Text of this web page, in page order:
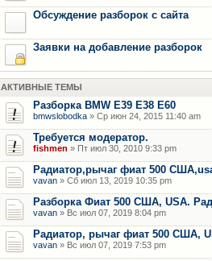
Обсуждение разборок с сайта
Заявки на добавление разборок
АКТИВНЫЕ ТЕМЫ
Разборка BMW E39 E38 E60
bmwslobodka » Ср июн 24, 2015 11:40 am
Требуется модератор.
fishmen » Пт июл 30, 2010 9:33 pm
Радиатор,рычаг фиат 500
vavan » Сб июл 13, 2019 10:35 pm
Разборка Фиат 500 США, USA.
vavan » Вс июл 07, 2019 8:04 pm
Радиатор, рычаг фиат 500 США,
vavan » Вс июл 07, 2019 7:53 pm